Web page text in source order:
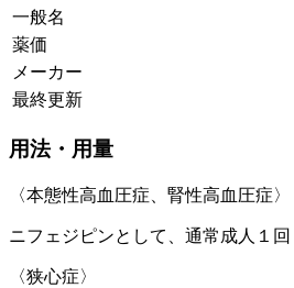
一般名
薬価
メーカー
最終更新
用法・用量
〈本態性高血圧症、腎性高血圧症〉
ニフェジピンとして、通常成人１
〈狭心症〉